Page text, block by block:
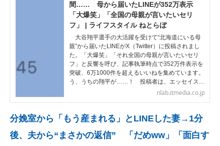
間…… 母から届いたLINEが352万表示
「大爆笑」「全国の母親が言いたいセリ
フ」 | ライフスタイル ねとらぼ
大谷翔平選手の大活躍を受けて“北海道にいる母
親”から届いたLINEがX（Twitter）に投稿されまし
た。「大爆笑」「それ全国の母親が言いたいセリ
フ」と反響を呼び、記事執筆時点で352万件表示を
突破、6万1000件を超えるいいねを集めています。
う、うちの翔平が……！ 投稿者は、エッセイス…
nlab.itmedia.co.jp
分娩室から「もう産まれる」とLINEした妻→1分
後、夫から“まさかの返信” 「だめww」「面白す